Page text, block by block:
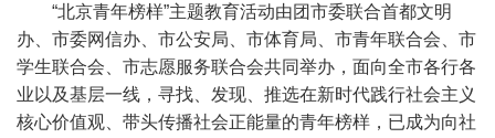
“北京青年榜样”主题教育活动由团市委联合首都文明
办、市委网信办、市公安局、市体育局、市青年联合会、市
学生联合会、市志愿服务联合会共同举办，面向全市各行各
业以及基层一线，寻找、发现、推选在新时代践行社会主义
核心价值观、带头传播社会正能量的青年榜样，已成为向社